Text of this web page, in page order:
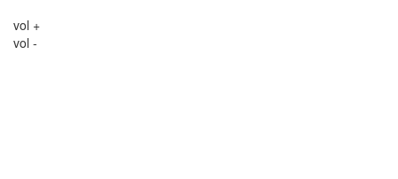
vol +
vol -